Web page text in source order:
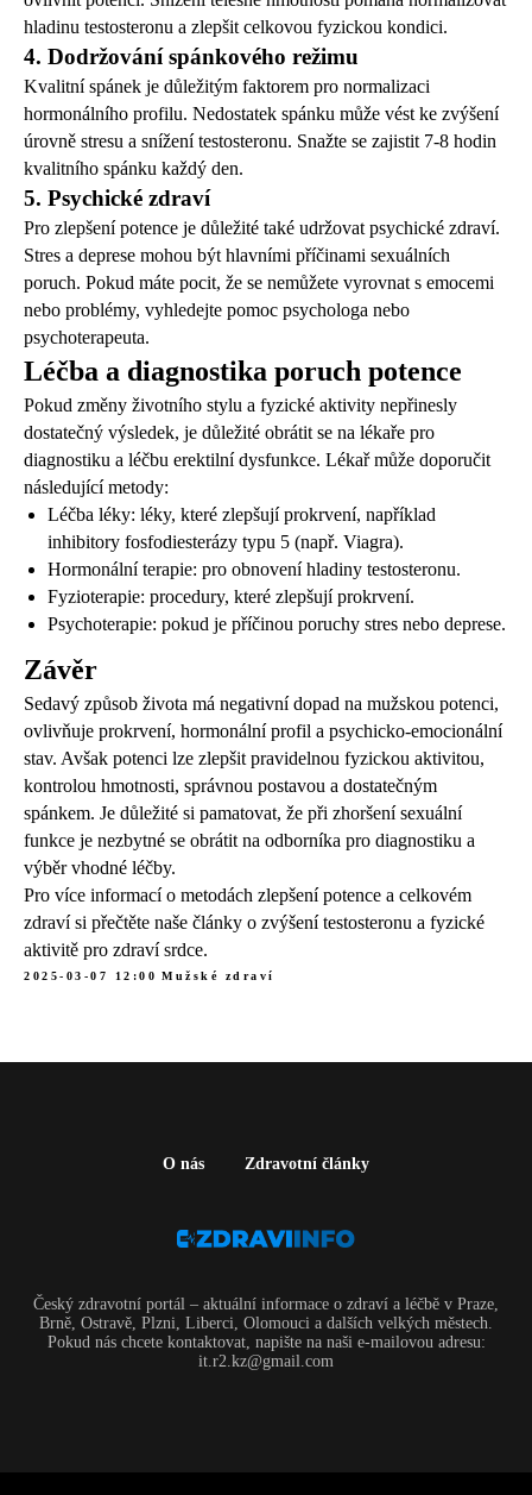
hladinu testosteronu a zlepšit celkovou fyzickou kondici.
4. Dodržování spánkového režimu
Kvalitní spánek je důležitým faktorem pro normalizaci
hormonálního profilu. Nedostatek spánku může vést ke zvýšení
úrovně stresu a snížení testosteronu. Snažte se zajistit 7-8 hodin
kvalitního spánku každý den.
5. Psychické zdraví
Pro zlepšení potence je důležité také udržovat psychické zdraví.
Stres a deprese mohou být hlavními příčinami sexuálních
poruch. Pokud máte pocit, že se nemůžete vyrovnat s emocemi
nebo problémy, vyhledejte pomoc psychologa nebo
psychoterapeuta.
Léčba a diagnostika poruch potence
Pokud změny životního stylu a fyzické aktivity nepřinesly
dostatečný výsledek, je důležité obrátit se na lékaře pro
diagnostiku a léčbu erektilní dysfunkce. Lékař může doporučit
následující metody:
Léčba léky: léky, které zlepšují prokrvení, například
inhibitory fosfodiesterázy typu 5 (např. Viagra).
Hormonální terapie: pro obnovení hladiny testosteronu.
Fyzioterapie: procedury, které zlepšují prokrvení.
Psychoterapie: pokud je příčinou poruchy stres nebo deprese.
Závěr
Sedavý způsob života má negativní dopad na mužskou potenci,
ovlivňuje prokrvení, hormonální profil a psychicko-emocionální
stav. Avšak potenci lze zlepšit pravidelnou fyzickou aktivitou,
kontrolou hmotnosti, správnou postavou a dostatečným
spánkem. Je důležité si pamatovat, že při zhoršení sexuální
funkce je nezbytné se obrátit na odborníka pro diagnostiku a
výběr vhodné léčby.
Pro více informací o metodách zlepšení potence a celkovém
zdraví si přečtěte naše články o zvýšení testosteronu a fyzické
aktivitě pro zdraví srdce.
2025-03-07 12:00 Mužské zdraví
O nás Zdravotní články
Český zdravotní portál – aktuální informace o zdraví a léčbě v Praze,
Brně, Ostravě, Plzni, Liberci, Olomouci a dalších velkých městech.
Pokud nás chcete kontaktovat, napište na naši e-mailovou adresu:
it.r2.kz@gmail.com